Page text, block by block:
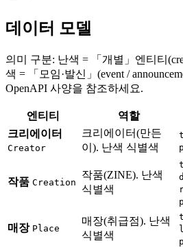
데이터 모델
의미 구분: 난색 = 「개별」엔티티
색 = 「모임·발신」(event /
OpenAPI 사양을 참조하세요.
엔티티 역할
크리에이터
Creator
크리에이터(만든
이). 난색 식별색
작품 Creation
작품(ZINE). 난색
식별색
매장 Place
매장(취급점). 난색
식별색